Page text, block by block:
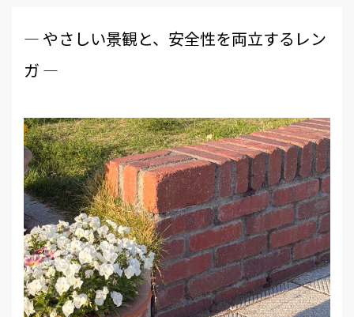
― やさしい景観と、安全性を両立するレン
ガ ―